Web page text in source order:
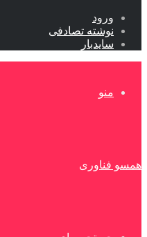
ورود
نوشته تصادفی
سایدبار
منو
همسو فناوری